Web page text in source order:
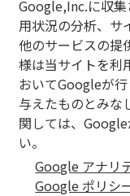
Google,Inc.に収
用状況の分析、サ
他のサービスの提
様は当サイトを利
おいてGoogleが
与えたものとみな
関しては、
い。
Google アナリ
Google ポリシ